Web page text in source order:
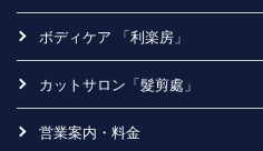
ボディケア 「利楽房」
カットサロン「髮剪處」
営業案内・料金